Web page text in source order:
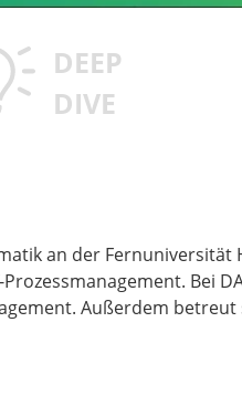
DEEP
DIVE
an der Fernuniversität
Bei
Außerdem betreut